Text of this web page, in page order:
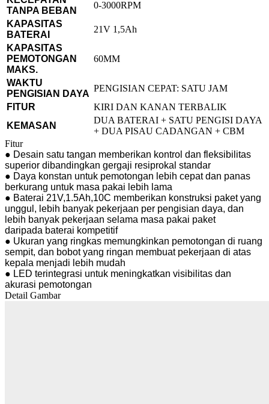
TANPA BEBAN
0-3000RPM
KAPASITAS
BATERAI
21V 1,5Ah
KAPASITAS
PEMOTONGAN
MAKS.
60MM
WAKTU
PENGISIAN DAYA
PENGISIAN CEPAT: SATU JAM
FITUR
KIRI DAN KANAN TERBALIK
KEMASAN
DUA BATERAI + SATU PENGISI DAYA
+ DUA PISAU CADANGAN + CBM
Fitur
● Desain satu tangan memberikan kontrol dan fleksibilitas
superior dibandingkan gergaji resiprokal standar
● Daya konstan untuk pemotongan lebih cepat dan panas
berkurang untuk masa pakai lebih lama
● Baterai 21V,1.5Ah,10C memberikan konstruksi paket yang
unggul, lebih banyak pekerjaan per pengisian daya, dan
lebih banyak pekerjaan selama masa pakai paket
daripada baterai kompetitif
● Ukuran yang ringkas memungkinkan pemotongan di ruang
sempit, dan bobot yang ringan membuat pekerjaan di atas
kepala menjadi lebih mudah
● LED terintegrasi untuk meningkatkan visibilitas dan
akurasi pemotongan
Detail Gambar